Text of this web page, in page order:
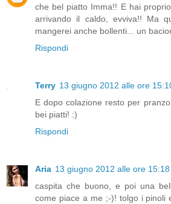
che bel piatto Imma!! E hai
arrivando il caldo, evviva!! Ma
mangerei anche bollenti... un
Rispondi
Terry 13 giugno 2012 alle ore
E dopo colazione resto per
bei piatti! :)
Rispondi
Aria 13 giugno 2012 alle ore 15:18
caspita che buono, e poi una
come piace a me ;-)! tolgo i pinoli